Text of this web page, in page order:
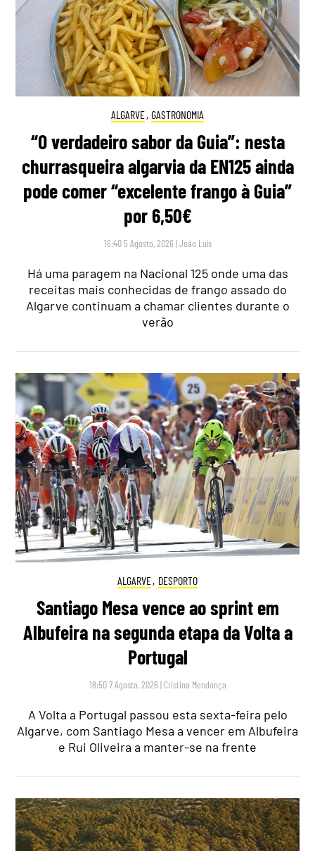
ALGARVE, GASTRONOMIA
“O verdadeiro sabor da Guia”: nesta
churrasqueira algarvia da EN125 ainda
pode comer “excelente frango à Guia”
por 6,50€
16:40 5 Agosto, 2026 |João Luís
Há uma paragem na Nacional 125 onde uma das
receitas mais conhecidas de frango assado do
Algarve continuam a chamar clientes durante o
verão
ALGARVE, DESPORTO
Santiago Mesa vence ao sprint em
Albufeira na segunda etapa da Volta a
Portugal
18:50 7 Agosto, 2026 | Cristina Mendonça
A Volta a Portugal passou esta sexta-feira pelo
Algarve, com Santiago Mesa a vencer em Albufeira
e Rui Oliveira a manter-se na frente